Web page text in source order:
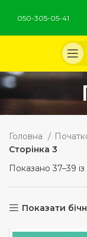
050-305-05-41
Головна
Сторінка 3
Показано 37–39 із
Показати